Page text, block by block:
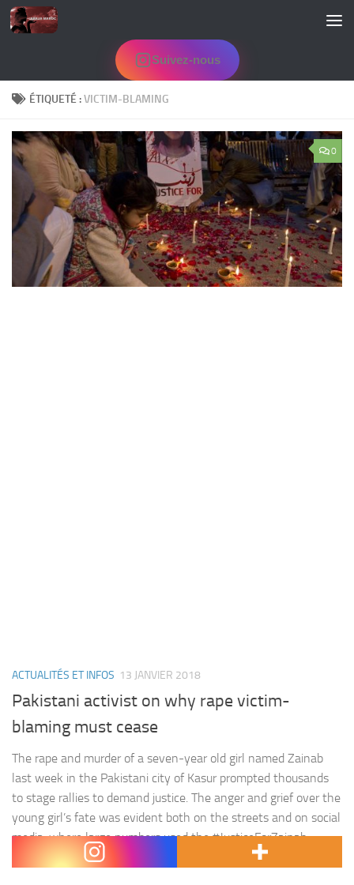
Skip to content
Suivez-nous
ÉTIQUETÉ :VICTIM-BLAMING
0
ACTUALITÉS ET INFOS 13 JANVIER 2018
Pakistani activist on why rape victim-
blaming must cease
The rape and murder of a seven-year old girl named Zainab
last week in the Pakistani city of Kasur prompted thousands
to stage rallies to demand justice. The anger and grief over the
young girl’s fate was evident both on the streets and on social
media, where large numbers used the #JusticeForZainab
hashtag to call…